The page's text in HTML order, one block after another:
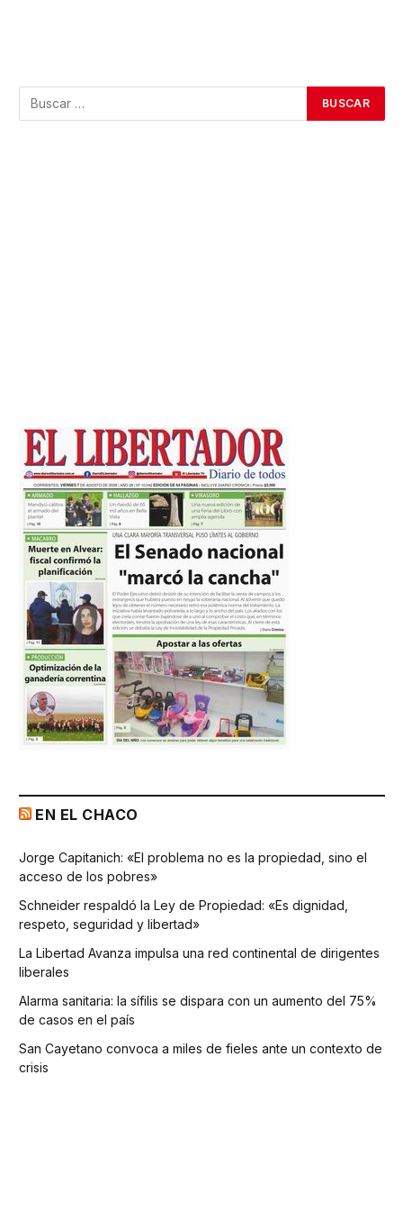
EN EL CHACO
Jorge Capitanich: «El problema no es la propiedad, sino el
acceso de los pobres»
Schneider respaldó la Ley de Propiedad: «Es dignidad,
respeto, seguridad y libertad»
La Libertad Avanza impulsa una red continental de dirigentes
liberales
Alarma sanitaria: la sífilis se dispara con un aumento del 75%
de casos en el país
San Cayetano convoca a miles de fieles ante un contexto de
crisis